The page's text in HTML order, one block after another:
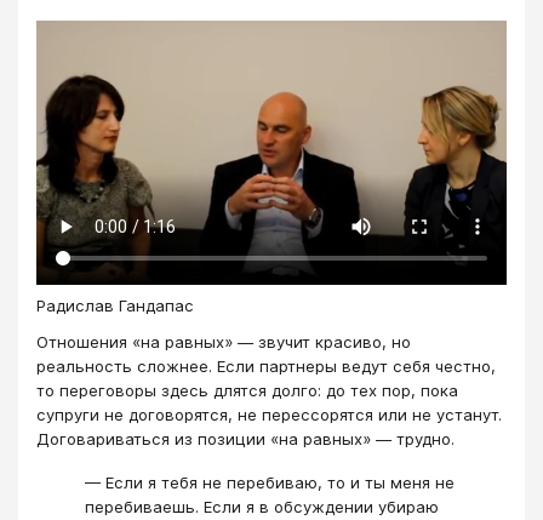
Радислав Гандапас
Отношения «на равных» — звучит красиво, но
реальность сложнее. Если партнеры ведут себя честно,
то переговоры здесь длятся долго: до тех пор, пока
супруги не договорятся, не перессорятся или не устанут.
Договариваться из позиции «на равных» — трудно.
— Если я тебя не перебиваю, то и ты меня не
перебиваешь. Если я в обсуждении убираю